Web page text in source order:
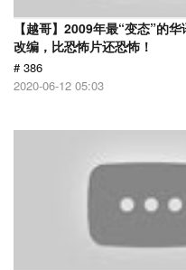
【越哥】2009年最“变态”的
改编，比恐怖片还恐怖！
# 386
2020-06-12 05:03